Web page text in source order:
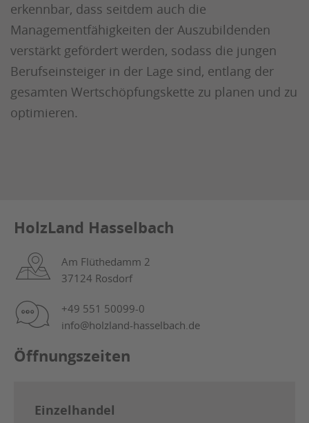
erkennbar, dass seitdem auch die
Managementfähigkeiten der Auszubildenden
verstärkt gefördert werden, sodass die jungen
Berufseinsteiger in der Lage sind, entlang der
gesamten Wertschöpfungskette zu planen und zu
optimieren.
HolzLand Hasselbach
Am Flüthedamm 2
37124 Rosdorf
+49 551 50099-0
info@holzland-hasselbach.de
Öffnungszeiten
Einzelhandel